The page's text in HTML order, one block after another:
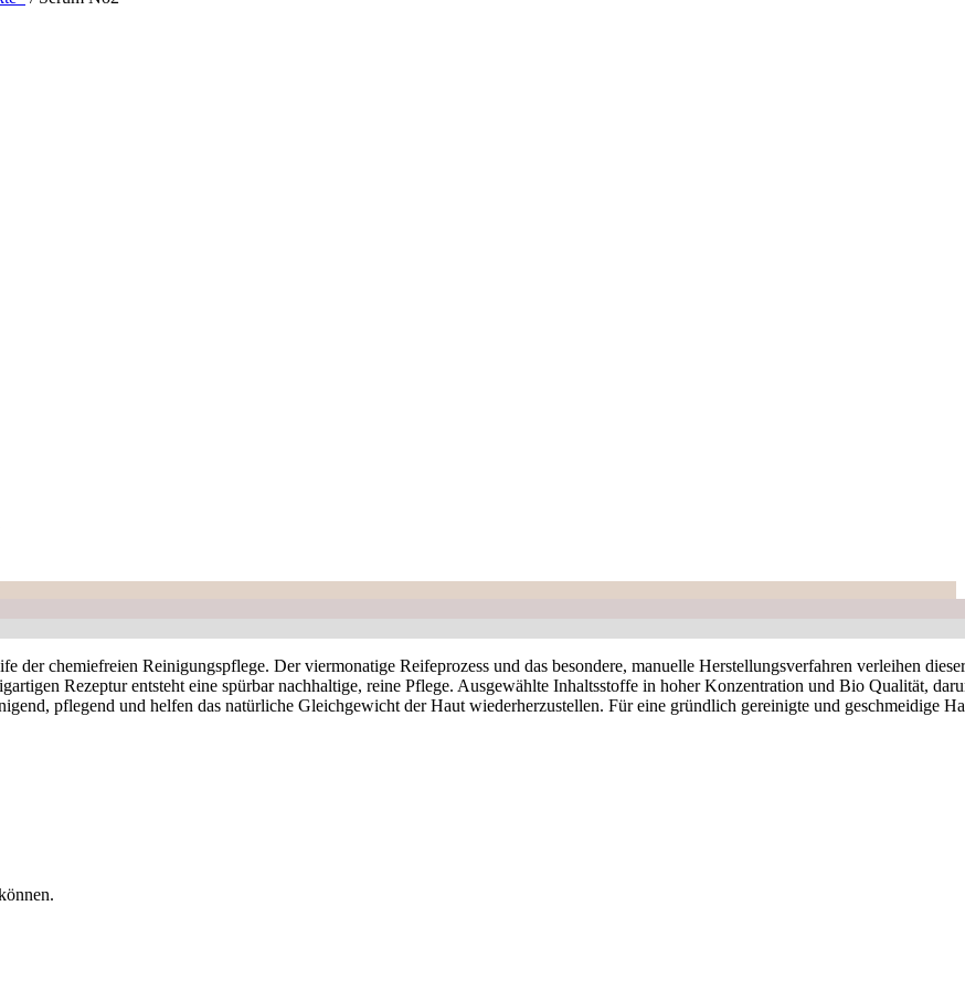
chemiefreien Reinigungspflege. Der viermonatige Reifeprozess und das besondere, manuelle Herstellungsverfahren verleihen
Rezeptur entsteht eine spürbar nachhaltige, reine Pflege. Ausgewählte Inhaltsstoffe in hoher Konzentration und Bio Qualität,
pflegend und helfen das natürliche Gleichgewicht der Haut wiederherzustellen. Für eine gründlich gereinigte und geschmeidige